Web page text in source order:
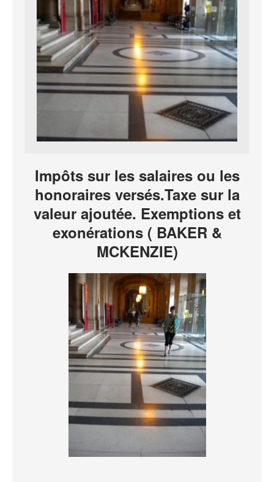
Impôts sur les salaires ou les
honoraires versés.Taxe sur la
valeur ajoutée. Exemptions et
exonérations ( BAKER &
MCKENZIE)